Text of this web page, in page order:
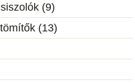
(9)
(13)